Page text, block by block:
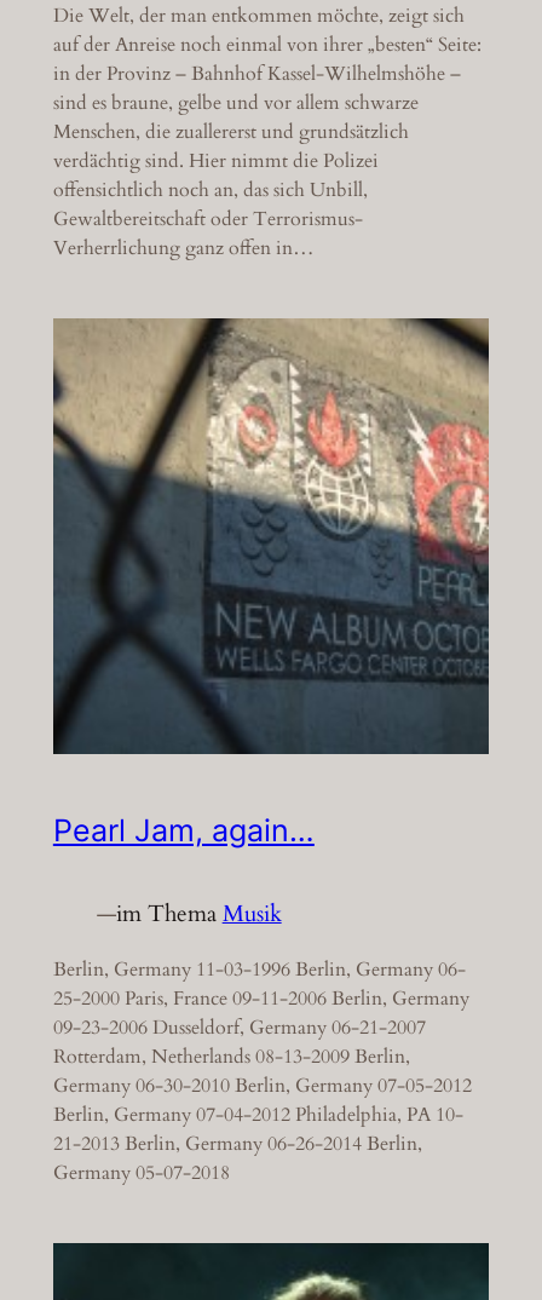
Die Welt, der man entkommen möchte, zeigt sich
auf der Anreise noch einmal von ihrer „besten“ Seite:
in der Provinz – Bahnhof Kassel-Wilhelmshöhe –
sind es braune, gelbe und vor allem schwarze
Menschen, die zuallererst und grundsätzlich
verdächtig sind. Hier nimmt die Polizei
offensichtlich noch an, das sich Unbill,
Gewaltbereitschaft oder Terrorismus-
Verherrlichung ganz offen in…
Pearl Jam, again…
—im ThemaMusik
Berlin, Germany 11-03-1996 Berlin, Germany 06-
25-2000 Paris, France 09-11-2006 Berlin, Germany
09-23-2006 Dusseldorf, Germany 06-21-2007
Rotterdam, Netherlands 08-13-2009 Berlin,
Germany 06-30-2010 Berlin, Germany 07-05-2012
Berlin, Germany 07-04-2012 Philadelphia, PA 10-
21-2013 Berlin, Germany 06-26-2014 Berlin,
Germany 05-07-2018